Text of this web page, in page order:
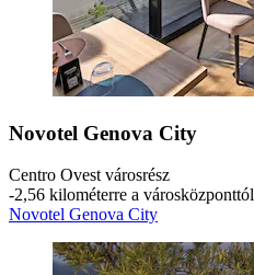
Novotel Genova City
Centro Ovest városrész
‐2,56 kilométerre a városközponttól
Novotel Genova City